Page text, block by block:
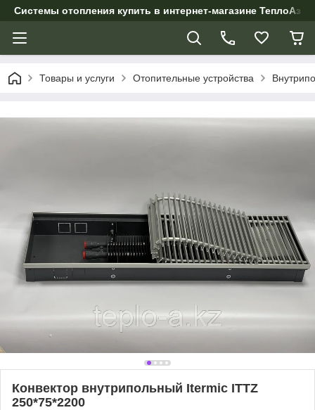
Системы отопления купить в интернет-магазине ТеплоАзии
Товары и услуги Отопительные устройства
Конвектор внутрипольный Itermic ITTZ
250*75*2200